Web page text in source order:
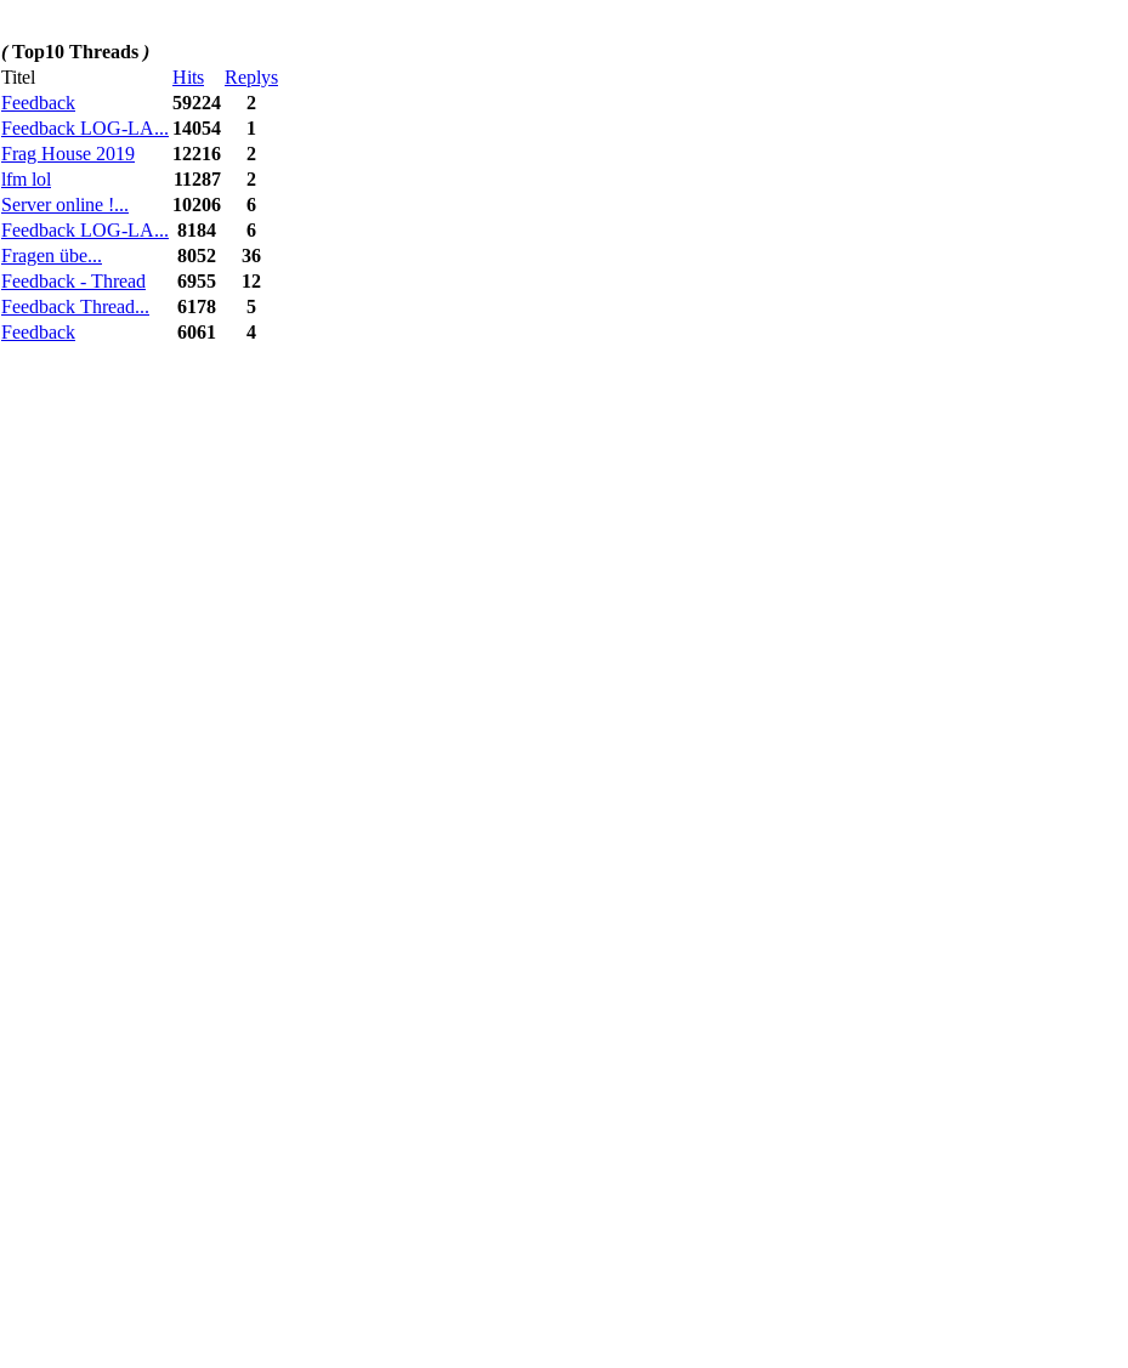
(Top10 Threads )
Titel
Hits
Replys
Feedback
59224
2
Feedback LOG-LA... 14054
1
Frag House 2019
12216
2
lfm lol
11287
2
Server online !...
10206
6
Feedback LOG-LA... 8184
6
Fragen übe...
8052
36
Feedback - Thread
6955
12
Feedback Thread...
6178
5
Feedback
6061 4